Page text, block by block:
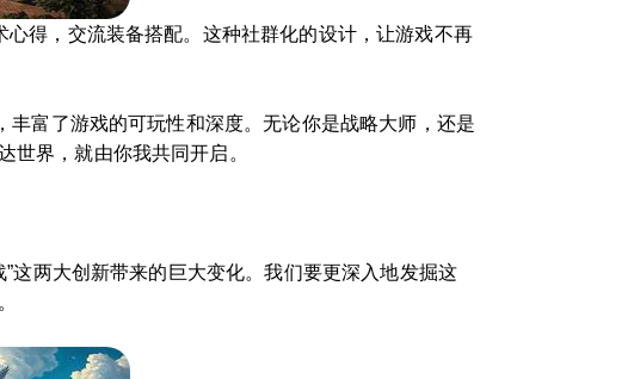
得，交流装备搭配。这种社群化的设计，让游戏不再
丰富了游戏的可玩性和深度。无论你是战略大师，还是
世界，就由你我共同开启。
这两大创新带来的巨大变化。我们要更深入地发掘这